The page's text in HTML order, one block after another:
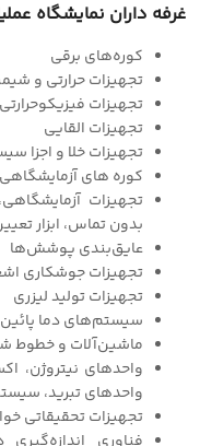
غرفه داران نمایشگاه
كوره‌های برقی
تجهیزات حرارتی و
تجهیزات فیزیكوحرارتی
تجهیزات القایی
تجهیزات خلا و اجزا
كوره های
تجهیزات
بدون تماس، ابزار
عایق‌بندی پوشش‌ها
تجهیزات جوشكاری
تجهیزات تولید لیزری
سیستم‌های دما پائین
ماشین‌آلات و
واحدهای نیتروژن،
واحدهای تبرید،
تجهیزات تحقیقاتی